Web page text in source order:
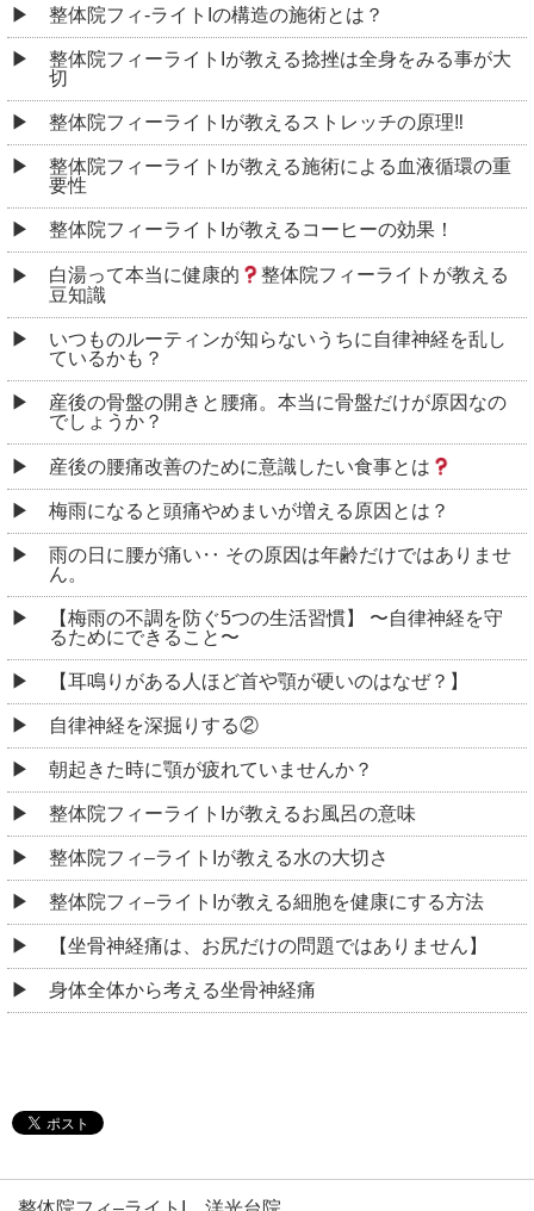
整体院フィ-ライトIの構造の施術とは？
整体院フィーライトIが教える捻挫は全身をみる事が大
切
整体院フィーライトIが教えるストレッチの原理‼︎
整体院フィーライトIが教える施術による血液循環の重
要性
整体院フィーライトIが教えるコーヒーの効果！
白湯って本当に健康的
整体院フィーライトが教える
豆知識
いつものルーティンが知らないうちに自律神経を乱し
ているかも？
産後の骨盤の開きと腰痛。本当に骨盤だけが原因なの
でしょうか？
産後の腰痛改善のために意識したい食事とは
梅雨になると頭痛やめまいが増える原因とは？
雨の日に腰が痛い‥ その原因は年齢だけではありませ
ん。
【梅雨の不調を防ぐ5つの生活習慣】 〜自律神経を守
るためにできること〜
【耳鳴りがある人ほど首や顎が硬いのはなぜ？】
自律神経を深掘りする②
朝起きた時に顎が疲れていませんか？
整体院フィーライトIが教えるお風呂の意味
整体院フィ–ライトIが教える水の大切さ
整体院フィ–ライトIが教える細胞を健康にする方法
【坐骨神経痛は、お尻だけの問題ではありません】
身体全体から考える坐骨神経痛